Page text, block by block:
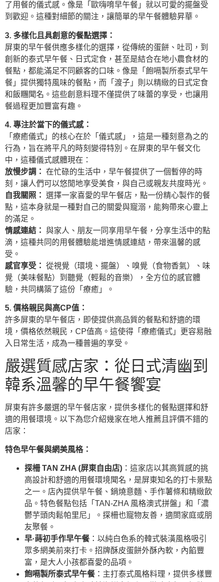
了用餐的儀式感。像是「歐嗨唷早午餐」就以可愛的擺盤受
到歡迎。這種對細節的關注，讓簡單的早午餐體驗昇華。
3. 多樣化且具創意的餐點選擇：
屏東的早午餐供應多樣化的選擇，從傳統的蛋餅、吐司，到
創新的泰式早午餐、日式定食，甚至是結合在地小農食材的
餐點，都能滿足不同顧客的口味。像是「飽嗝製所泰式早午
餐」提供獨特風味的餐點，而「渡子」則以精緻的日式定食
和飯糰聞名。這些創意料理不僅提供了味蕾的享受，也讓用
餐過程更加豐富有趣。
4. 專注於當下的儀式感：
「療癒儀式」的核心在於「儀式感」，這是一種刻意為之的
行為，旨在將平凡的時刻變得特別。在屏東的早午餐文化
中，這種儀式感體現在：
放慢步調： 在忙碌的生活中，早午餐提供了一個暫停的時
刻，讓人們可以悠閒地享受美食，與自己或親友共度時光。
自我關照： 選擇一家喜愛的早午餐店，點一份精心製作的餐
點，這本身就是一種對自己的關愛與寵溺，能夠帶來心靈上
的滿足。
情感連結： 與家人、朋友一同享用早午餐，分享生活中的點
滴，這種共同的用餐體驗能增進情感連結，帶來溫馨的感
受。
感官享受： 從視覺（環境、擺盤）、嗅覺（食物香氣）、味
覺（美味餐點）到聽覺（輕鬆的音樂），全方位的感官體
驗，共同構築了這份「療癒」。
5. 價格親民與高CP值：
許多屏東的早午餐店，即使提供高品質的餐點和舒適的環
境，價格依然親民，CP值高。這使得「療癒儀式」更容易融
入日常生活，成為一種普遍的享受。
嚴選質感店家：從日式清幽到
韓系溫馨的早午餐饗宴
屏東有許多嚴選的早午餐店家，提供多樣化的餐點選擇和舒
適的用餐環境。以下為您介紹幾家在地人推薦且評價不錯的
店家：
特色早午餐與網美風格：
探柵 TAN ZHA (屏東自由店) ：這家店以其高質感的挑
高設計和舒適的用餐環境聞名，是屏東知名的打卡景點
之一。店內提供早午餐、鍋燒意麵、手作薯條和精緻飲
品。特色餐點包括「TAN-ZHA 風格澳式拼盤」和「濃
鬱芋頭肉鬆帕里尼」。探柵也寵物友善，適閤家庭或朋
友聚餐。
早·蒔初手作早午餐：以純白色系的韓式裝潢風格吸引
眾多網美前來打卡。招牌酥皮蛋餅外酥內軟，內餡豐
富，是大人小孩都喜愛的品項。
飽嗝製所泰式早午餐：主打泰式風格料理，提供多樣豐